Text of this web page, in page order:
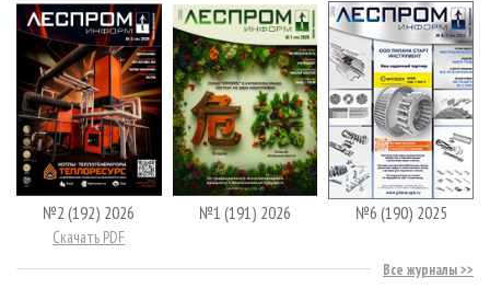
№2 (192) 2026
Скачать PDF
№1 (191) 2026 №6 (190) 2025
Все журналы